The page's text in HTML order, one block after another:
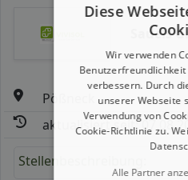
Sauels
Pößneck
aktualisiert seit:
Stellenbeschreibung:
Diese
Wir verwenden
verbessern. Durch
unserer Webseite
Verwendung von
Cookie-Richtlinie zu.
Alle Partner